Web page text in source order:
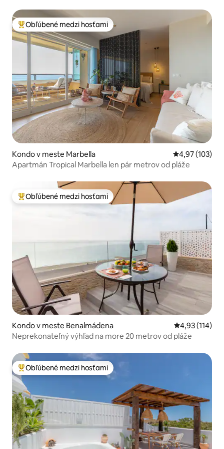
Najobľúbenejšie medzi hosťami
Obľúbené medzi hosťami
Kondo v meste Marbella Priemerné
4,97 (103)
Apartmán Tropical Marbella len pár metrov od pláže
Najobľúbenejšie medzi hosťami
Obľúbené medzi hosťami
Kondo v meste Benalmádena Priemerné
4,93 (114)
Neprekonateľný výhľad na more 20 metrov od pláže
Najobľúbenejšie medzi hosťami
Obľúbené medzi hosťami